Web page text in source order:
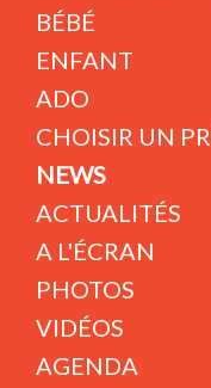
BÉBÉ
ENFANT
ADO
CHOISIR UN
NEWS
ACTUALITÉS
A L'ÉCRAN
PHOTOS
VIDÉOS
AGENDA